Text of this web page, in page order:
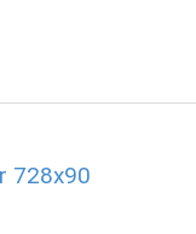
728x90